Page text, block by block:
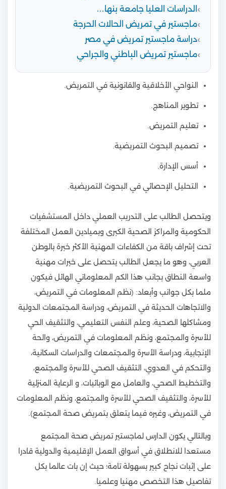
الدراسات العليا جامعة بنها…
ماجستير في تمريض الحالات الحرجة
دراسة ماجستير تمريض في مصر
ماجستير تمريض الباطني والجراحي
النواحي الأخلاقية والقانونية في التمريض.
تطوير المناهج.
تعليم التمريض.
تصميم البحوث التمريضية.
أسس الإدارة.
التحليل الإحصائي في البحوث التمريضية.
ويتحصل الطالب على التدريب العملي داخل المستشفيات
الحكومية والمراكز الصحية الكبرى وبميادين العمل المختلفة
تحت إشراف باقة من الكفاءات المهنية الأكثر خبرة بالوطن
العربي، وهو ما يجعل الطالب يتحصل على خبرات مهنية
واسعة النطاق بجانب هذا الكم المعلوماتي الهائل فيكون
ملما بكل جوانب وأبعاد: (نظم المعلومات في التمريض،
والاتجاهات الحديثة في التمريض، ودراسة المجتمعات الدولية
ومشاكلها الصحية، وعلم النفس التعليمي، والتثقيف الحي
للأسرة والمجتمع، ونظم المعلومات في التمريض، والحة
الإنجابية، ودراسة الأسرة والمجتمعات والدراسات السكانية،
والتحكم في العدوي، التثقيف الصحي للأسرة والمجتمع،
والتخطيط الصحي، والعامل مع الوبائيات، و الرعاية المنزلية
للأسرة، والتثقيف الصحي للأسرة والمجتمع، ونظم المعلومات
في التمريض، وغيره فيما يتعلق بتمريض صحة المجتمع).
وبالتالي يكون الدارس لماجستير تمريض صحة المجتمع
مستعدا للانطلاق في أسواق العمل الإقليمية والدولية قادرا
على إثبات نجاح كبير بسهولة تامة؛ حيث إن بات عالما بكل
تفاصيل هذا التخصص مهنيا وعلميا.